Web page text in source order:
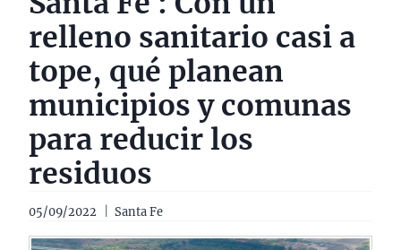
relleno sanitario casi a
tope, qué planean
municipios y comunas
para reducir los
residuos
05/09/2022 Santa Fe